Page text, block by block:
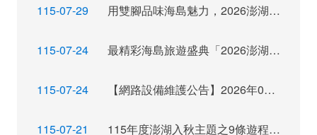
115-07-29 用雙腳品味海島魅力，2026澎湖秋季觀光運動休閒主題活動報名倒數
115-07-24 最精彩海島旅遊盛典「2026澎湖秋瘋季」魅力登場
115-07-24 【網路設備維護公告】2026年07月28日（二）22：00~ 24:00 屆時將暫停網站服務，不便之處，尚祈見諒。
115-07-21 115年度澎湖入秋主題之9條遊程獲選，攜手業者拓展旅遊市場及客源